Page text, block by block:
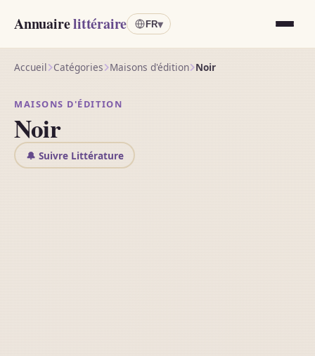
Annuairelittéraire FR▾
Accueil Catégories Maisons d'édition Noir
MAISONS D'ÉDITION
Noir
🔔 Suivre Littérature